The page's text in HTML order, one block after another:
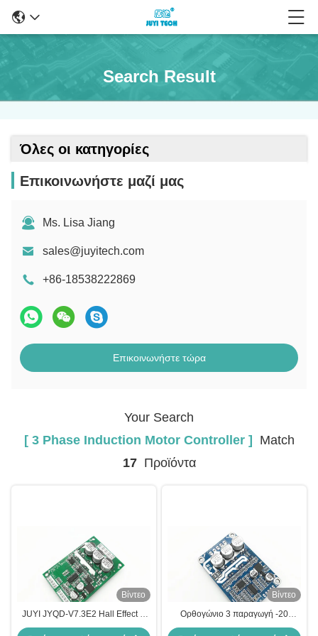
Search Result
Όλες οι κατηγορίες
Επικοινωνήστε μαζί μας
Ms. Lisa Jiang
sales@juyitech.com
+86-18538222869
Επικοινωνήστε τώρα
Your Search
[ 3 Phase Induction Motor Controller ]
Match
17Προϊόντα
Βίντεο
JUYI JYQD-V7.3E2 Hall Effect 3
Φάσης Ελεγκτής κινητήρα
Βίντεο
Ορθογώνιο 3 παραγωγή -20
σημάτων σφυγμού ταχύτητας